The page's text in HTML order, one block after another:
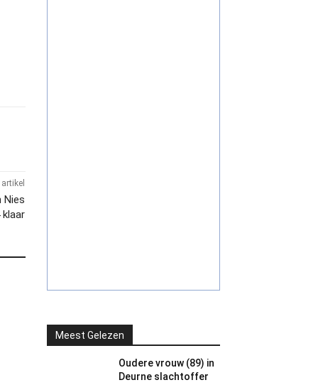
Nies
Meest Gelezen
Oudere vrouw (89) in
Deurne slachtoffer